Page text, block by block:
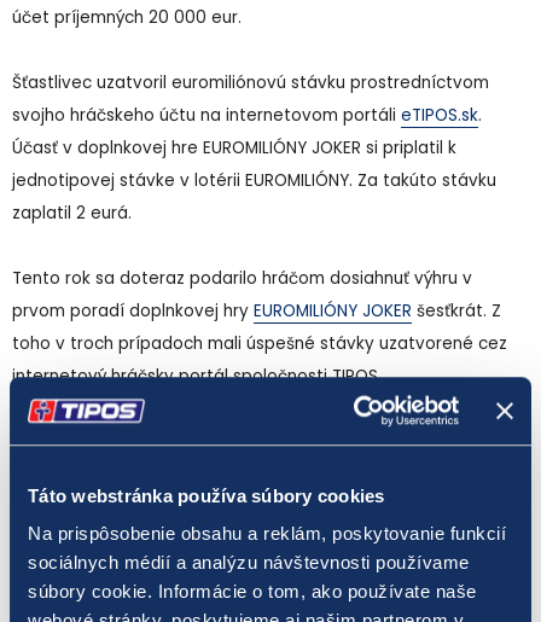
Táto webstránka používa súbory cookies
Na prispôsobenie obsahu a reklám, poskytovanie funkcií
sociálnych médií a analýzu návštevnosti používame
súbory cookie. Informácie o tom, ako používate naše
účet príjemných 20 000 eur.
Šťastlivec uzatvoril euromiliónovú stávku prostredníctvom
svojho hráčskeho účtu na internetovom portáli eTIPOS.sk.
Účasť v doplnkovej hre EUROMILIÓNY JOKER si priplatil k
jednotipovej stávke v lotérii EUROMILIÓNY. Za takúto stávku
zaplatil 2 eurá.
Tento rok sa doteraz podarilo hráčom dosiahnuť výhru v
prvom poradí doplnkovej hry EUROMILIÓNY JOKER šesťkrát. Z
toho v troch prípadoch mali úspešné stávky uzatvorené cez
internetový hráčsky portál spoločnosti TIPOS.
EUROMILIÓNY JOKER je doplnková hra k číselnej lotérii
JOKER je 0,50 eura na jedno stávkové obdobie - žrebovanie.
Výherné čísla pre lotériu EUROMILIÓNY, ako aj výherné šesťčíslie
pre doplnkovú hruEUROMILIÓNY JOKER, sa žrebujú spravidla v
utorok a v sobotu.